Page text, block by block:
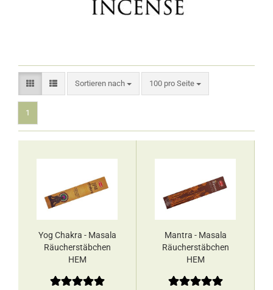
Sortieren nach
Sortieren nach 100 pro Seite
pro Seite
1
Yog Chakra - Masala
Räucherstäbchen
HEM
Mantra - Masala
Räucherstäbchen
HEM